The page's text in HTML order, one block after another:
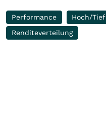
Performance Hoch/Tief
Renditeverteilung